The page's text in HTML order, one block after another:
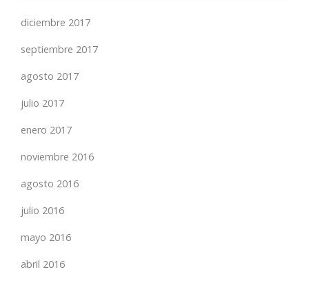
diciembre 2017
septiembre 2017
agosto 2017
julio 2017
enero 2017
noviembre 2016
agosto 2016
julio 2016
mayo 2016
abril 2016